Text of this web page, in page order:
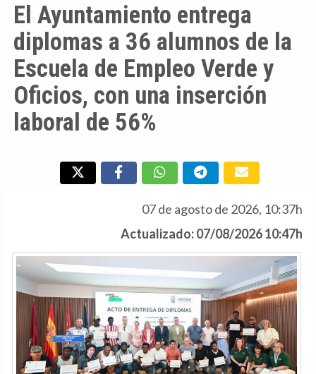
El Ayuntamiento entrega
diplomas a 36 alumnos de la
Escuela de Empleo Verde y
Oficios, con una inserción
laboral de 56%
07 de agosto de 2026, 10:37h
Actualizado: 07/08/2026 10:47h